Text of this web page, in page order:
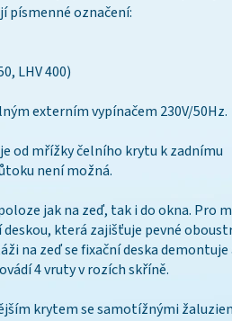
písmenné označení:
LHV 400)
externím vypínačem 230V/50Hz.
od mřížky čelního krytu k zadnímu
není možná.
jak na zeď, tak i do okna. Pro
která zajišťuje pevné
na zeď se fixační deska demontuje
4 vruty v rozích skříně.
krytem se samotížnými